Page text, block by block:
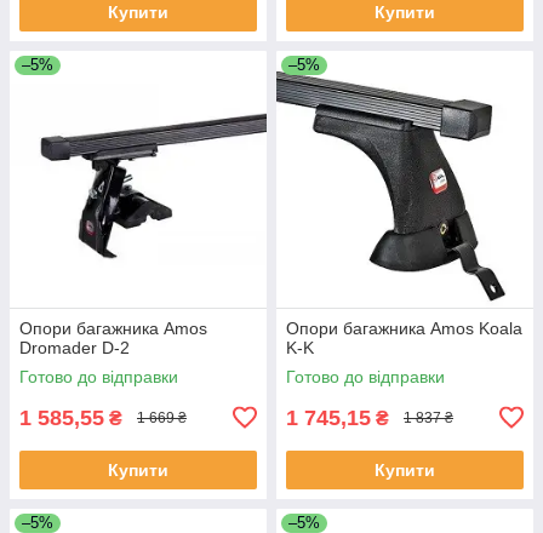
Купити Купити
–5%
Опори багажника Amos
Dromader D-2
Готово до відправки
1 585,55 ₴ 1 669 ₴
Купити
–5%
Опори багажника Amos Koala
K-K
Готово до відправки
1 745,15 ₴ 1 837 ₴
Купити
–5% –5%